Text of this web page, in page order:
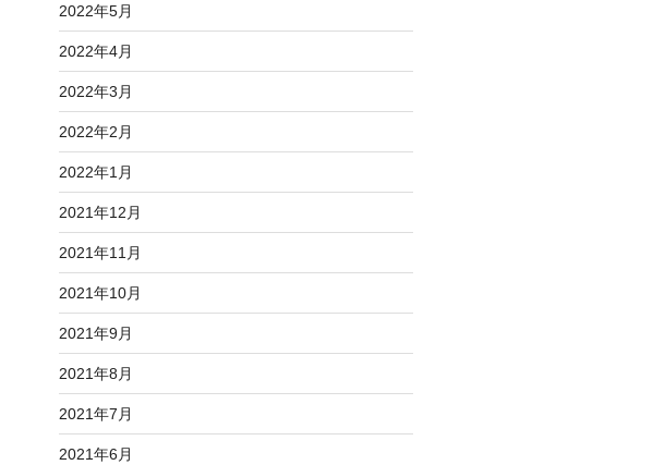
2022年5月
2022年4月
2022年3月
2022年2月
2022年1月
2021年12月
2021年11月
2021年10月
2021年9月
2021年8月
2021年7月
2021年6月